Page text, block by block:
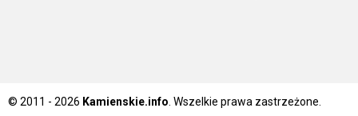
© 2011 - 2026 Kamienskie.info . Wszelkie prawa zastrzeżone.